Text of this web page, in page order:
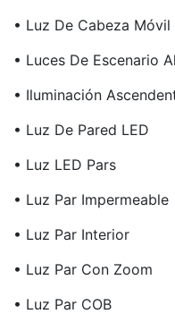
• Luz De Cabeza
• Luces De Escenario
• Iluminación
• Luz De Pared LED
• Luz LED Pars
• Luz Par Impermeable
• Luz Par Interior
• Luz Par Con Zoom
• Luz Par COB